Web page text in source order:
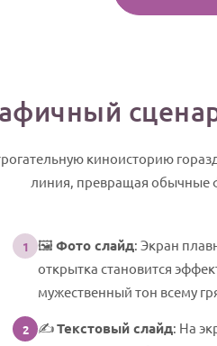
киноисторию
линия, превращая обычные
1 🖼️ Фото слайд: Экран
открытка становится
мужественный тон всему
2 ✍️Текстовый слайд: На